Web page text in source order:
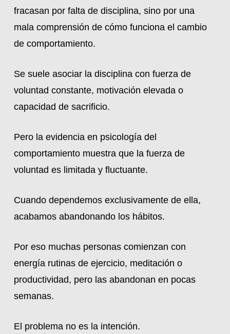
fracasan por falta de disciplina, sino por una
mala comprensión de cómo funciona el cambio
de comportamiento.
Se suele asociar la disciplina con fuerza de
voluntad constante, motivación elevada o
capacidad de sacrificio.
Pero la evidencia en psicología del
comportamiento muestra que la fuerza de
voluntad es limitada y fluctuante.
Cuando dependemos exclusivamente de ella,
acabamos abandonando los hábitos.
Por eso muchas personas comienzan con
energía rutinas de ejercicio, meditación o
productividad, pero las abandonan en pocas
semanas.
El problema no es la intención.